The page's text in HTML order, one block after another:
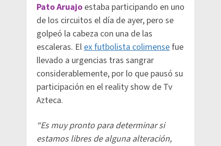
Pato Aruajo estaba participando en uno
de los circuitos el día de ayer, pero se
golpeó la cabeza con una de las
escaleras. El ex futbolista colimensefue
llevado a urgencias tras sangrar
considerablemente, por lo que pausó su
participación en el reality show de Tv
Azteca.
“Es muy pronto para determinar si
estamos libres de alguna alteración,